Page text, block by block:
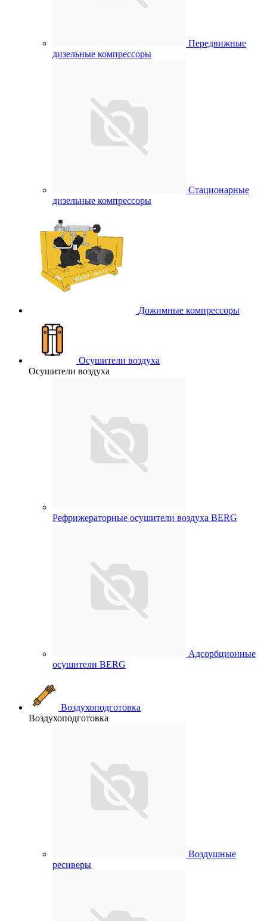
Передвижные
дизельные компрессоры
Стационарные
дизельные компрессоры
Дожимные компрессоры
Осушители воздуха
Осушители воздуха
Рефрижераторные осушители воздуха BERG
Адсорбционные
осушители BERG
Воздухоподготовка
Воздухоподготовка
Воздушные
ресиверы